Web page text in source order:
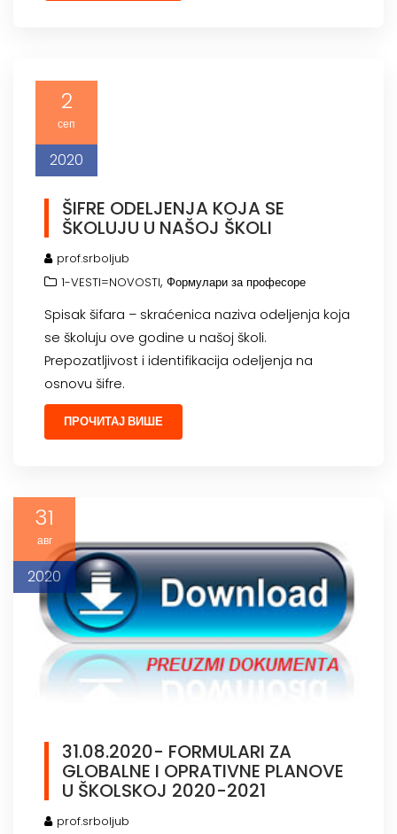
2
сеп
2020
ŠIFRE ODELJENJA KOJA SE
ŠKOLUJU U NAŠOJ ŠKOLI
prof.srboljub
1-VESTI=NOVOSTI, Формулари за професоре
Spisak šifara – skraćenica naziva odeljenja koja
se školuju ove godine u našoj školi.
Prepozatljivost i identifikacija odeljenja na
osnovu šifre.
ПРОЧИТАЈ ВИШЕ
31
авг
2020
31.08.2020- FORMULARI ZA
GLOBALNE I OPRATIVNE PLANOVE
U ŠKOLSKOJ 2020-2021
prof.srboljub